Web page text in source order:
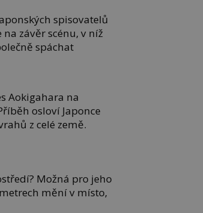
spisovatelů
závěr scénu, v níž
spáchat
Aokigahara na
osloví Japonce
z celé země.
Možná pro jeho
mění v místo,